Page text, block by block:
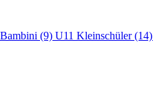
(9) U11 Kleinschüler (14)